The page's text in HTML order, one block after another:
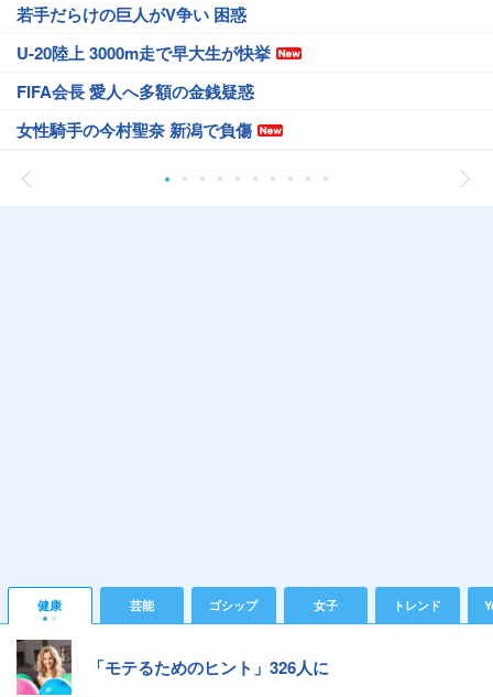
若手だらけの巨人がV争い 困惑
U-20陸上 3000m走で早大生が快挙
FIFA会長 愛人へ多額の金銭疑惑
女性騎手の今村聖奈 新潟で負傷
健康 芸能 ゴシップ 女子 トレンド
「モテるためのヒント」326人に